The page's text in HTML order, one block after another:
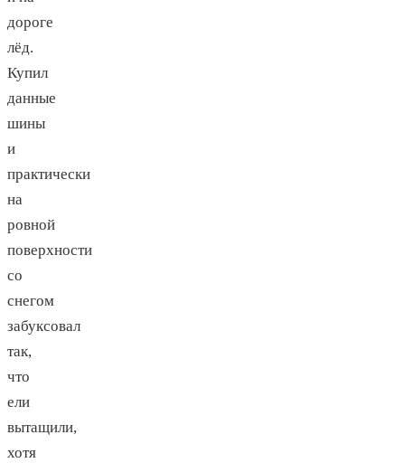
дороге
лёд.
Купил
данные
шины
и
практически
на
ровной
поверхности
со
снегом
забуксовал
так,
что
ели
вытащили,
хотя